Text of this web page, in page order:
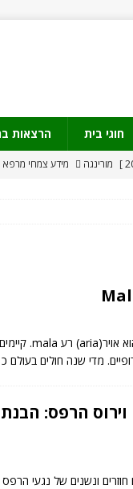
חוגי בית הרצאות
מורינגה
מידע צמחי מרפא
בעולם כ 500 מליון בני אדם מתוכם
וירוס הרפס:
ונשנים של נגעי